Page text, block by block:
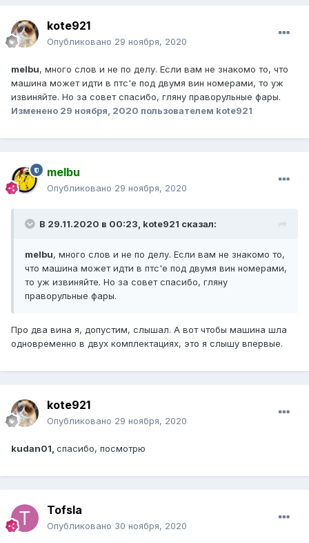
kote921
Опубликовано 29 ноября, 2020
melbu, много слов и не по делу. Если вам не знакомо то, что
машина может идти в птс'е под двумя вин номерами, то уж
извиняйте. Но за совет спасибо, гляну праворульные фары.
Изменено 29 ноября, 2020 пользователем kote921
melbu
Опубликовано 29 ноября, 2020
В 29.11.2020 в 00:23, kote921 сказал:
melbu, много слов и не по делу. Если вам не знакомо то,
что машина может идти в птс'е под двумя вин номерами,
то уж извиняйте. Но за совет спасибо, гляну
праворульные фары.
Про два вина я, допустим, слышал. А вот чтобы машина шла
одновременно в двух комплектациях, это я слышу впервые.
kote921
Опубликовано 29 ноября, 2020
kudan01, спасибо, посмотрю
Tofsla
Опубликовано 30 ноября, 2020